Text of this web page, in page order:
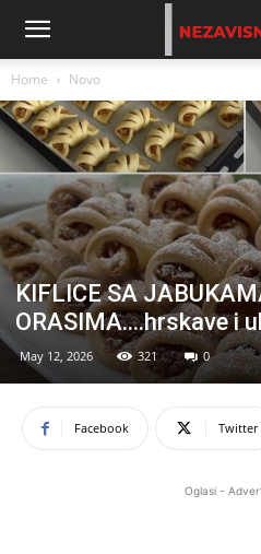
Home Novo
KIFLICE SA
ORASIMA….hrskave i
May 12, 2026 321 0
Facebook Twitter
Oglasi -